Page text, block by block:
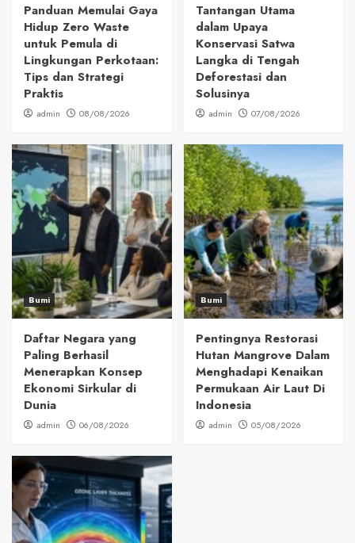
Panduan Memulai Gaya
Hidup Zero Waste
untuk Pemula di
Lingkungan Perkotaan:
Tips dan Strategi
Praktis
admin 08/08/2026
Tantangan Utama
dalam Upaya
Konservasi Satwa
Langka di Tengah
Deforestasi dan
Solusinya
admin 07/08/2026
Bumi
Daftar Negara yang
Paling Berhasil
Menerapkan Konsep
Ekonomi Sirkular di
Dunia
admin 06/08/2026
Bumi
Pentingnya Restorasi
Hutan Mangrove Dalam
Menghadapi Kenaikan
Permukaan Air Laut Di
Indonesia
admin 05/08/2026